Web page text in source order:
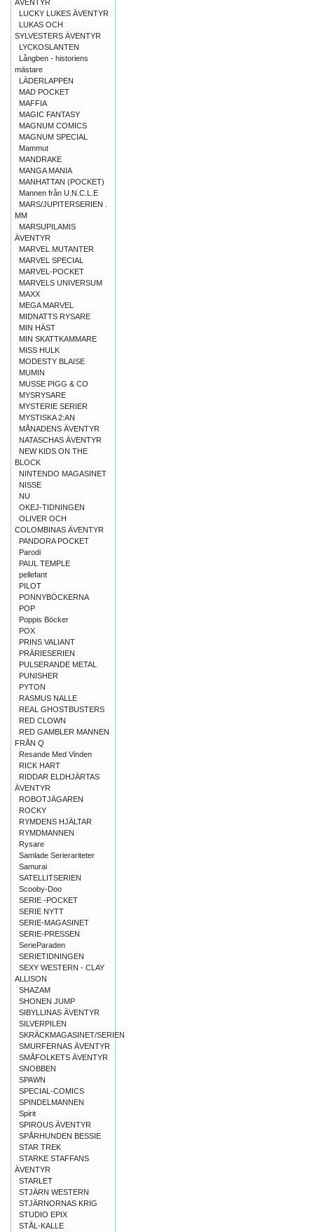
ÄVENTYR
LUCKY LUKES ÄVENTYR
LUKAS OCH
SYLVESTERS ÄVENTYR
LYCKOSLANTEN
Långben - historiens
mästare
LÄDERLAPPEN
MAD POCKET
MAFFIA
MAGIC FANTASY
MAGNUM COMICS
MAGNUM SPECIAL
Mammut
MANDRAKE
MANGA MANIA
MANHATTAN (POCKET)
Mannen från U.N.C.L.E
MARS/JUPITERSERIEN .
MM
MARSUPILAMIS
ÄVENTYR
MARVEL MUTANTER
MARVEL SPECIAL
MARVEL-POCKET
MARVELS UNIVERSUM
MAXX
MEGA MARVEL
MIDNATTS RYSARE
MIN HÄST
MIN SKATTKAMMARE
MISS HULK
MODESTY BLAISE
MUMIN
MUSSE PIGG & CO
MYSRYSARE
MYSTERIE SERIER
MYSTISKA 2:AN
MÅNADENS ÄVENTYR
NATASCHAS ÄVENTYR
NEW KIDS ON THE
BLOCK
NINTENDO MAGASINET
NISSE
NU
OKEJ-TIDNINGEN
OLIVER OCH
COLOMBINAS ÄVENTYR
PANDORA POCKET
Parodi
PAUL TEMPLE
pellefant
PILOT
PONNYBÖCKERNA
POP
Poppis Böcker
POX
PRINS VALIANT
PRÄRIESERIEN
PULSERANDE METAL
PUNISHER
PYTON
RASMUS NALLE
REAL GHOSTBUSTERS
RED CLOWN
RED GAMBLER MANNEN
FRÅN Q
Resande Med Vinden
RICK HART
RIDDAR ELDHJÄRTAS
ÄVENTYR
ROBOTJÄGAREN
ROCKY
RYMDENS HJÄLTAR
RYMDMANNEN
Rysare
Samlade Serierariteter
Samurai
SATELLITSERIEN
Scooby-Doo
SERIE -POCKET
SERIE NYTT
SERIE-MAGASINET
SERIE-PRESSEN
SerieParaden
SERIETIDNINGEN
SEXY WESTERN - CLAY
ALLISON
SHAZAM
SHONEN JUMP
SIBYLLINAS ÄVENTYR
SILVERPILEN
SKRÄCKMAGASINET/SERIEN
SMURFERNAS ÄVENTYR
SMÅFOLKETS ÄVENTYR
SNOBBEN
SPAWN
SPECIAL-COMICS
SPINDELMANNEN
Spirit
SPIROUS ÄVENTYR
SPÅRHUNDEN BESSIE
STAR TREK
STARKE STAFFANS
ÄVENTYR
STARLET
STJÄRN WESTERN
STJÄRNORNAS KRIG
STUDIO EPIX
STÅL-KALLE